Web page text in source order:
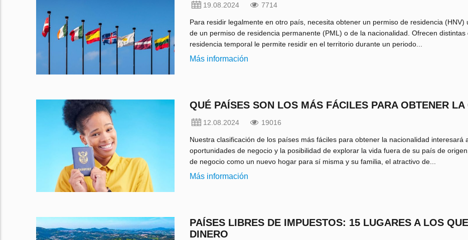
19.08.2024 7714
Para residir legalmente en otro país, necesita obtener un permiso de residencia
de un permiso de residencia permanente (PML) o de la nacionalidad. Ofrecen
residencia temporal le permite residir en el territorio durante un periodo...
Más información
QUÉ PAÍSES SON LOS MÁS FÁCILES PARA OBTENER
12.08.2024 19016
Nuestra clasificación de los países más fáciles para obtener la nacionalidad interesará
oportunidades de negocio y la posibilidad de explorar la vida fuera de su país de
de negocio como un nuevo hogar para sí misma y su familia, el atractivo de...
Más información
PAÍSES LIBRES DE IMPUESTOS: 15 LUGARES A LOS
DINERO